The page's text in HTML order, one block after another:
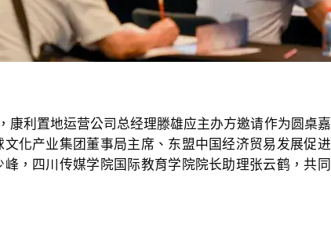
利置地运营公司总经理滕雄应主办方邀请作为圆桌嘉
化产业集团董事局主席、东盟中国经济贸易发展促进
，四川传媒学院国际教育学院院长助理张云鹤，共同